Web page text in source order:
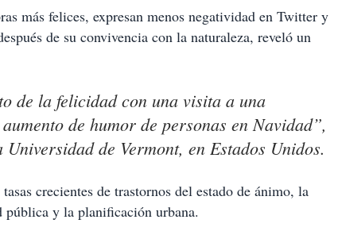
más felices, expresan menos negatividad en Twitter y
de su convivencia con la naturaleza, reveló un
de la felicidad con una visita a una
de humor de personas en Navidad”,
de Vermont, en Estados Unidos.
crecientes de trastornos del estado de ánimo, la
pública y la planificación urbana.